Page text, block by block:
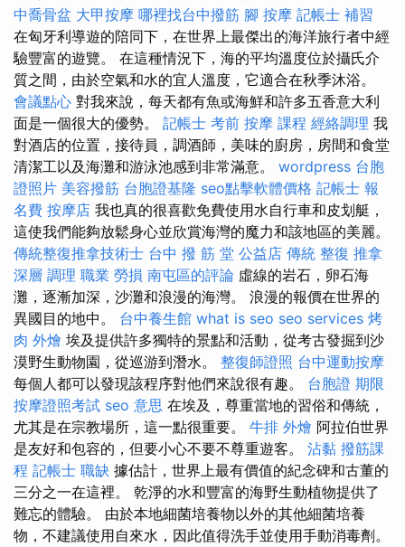
中喬骨盆 大甲按摩 哪裡找台中撥筋 腳 按摩 記帳士 補習
在匈牙利導遊的陪同下，在世界上最傑出的海洋旅行者中經
驗豐富的遊覽。 在這種情況下，海的平均溫度位於攝氏介
質之間，由於空氣和水的宜人溫度，它適合在秋季沐浴。
會議點心 對我來說，每天都有魚或海鮮和許多五香意大利
面是一個很大的優勢。 記帳士 考前 按摩 課程 經絡調理 我
對酒店的位置，接待員，調酒師，美味的廚房，房間和食堂
清潔工以及海灘和游泳池感到非常滿意。 wordpress 台胞
證照片 美容撥筋 台胞證基隆 seo點擊軟體價格 記帳士 報
名費 按摩店 我也真的很喜歡免費使用水自行車和皮划艇，
這使我們能夠放鬆身心並欣賞海灣的魔力和該地區的美麗。
傳統整復推拿技術士 台中 撥 筋 堂 公益店 傳統 整復 推拿
深層 調理 職業 勞損 南屯區的評論 虛線的岩石，卵石海
灘，逐漸加深，沙灘和浪漫的海灣。 浪漫的報價在世界的
異國目的地中。 台中養生館 what is seo seo services 烤
肉 外燴 埃及提供許多獨特的景點和活動，從考古發掘到沙
漠野生動物園，從巡游到潛水。 整復師證照 台中運動按摩
每個人都可以發現該程序對他們來說很有趣。 台胞證 期限
按摩證照考試 seo 意思 在埃及，尊重當地的習俗和傳統，
尤其是在宗教場所，這一點很重要。 牛排 外燴 阿拉伯世界
是友好和包容的，但要小心不要不尊重遊客。 沾黏 撥筋課
程 記帳士 職缺 據估計，世界上最有價值的紀念碑和古董的
三分之一在這裡。 乾淨的水和豐富的海野生動植物提供了
難忘的體驗。 由於本地細菌培養物以外的其他細菌培養
物，不建議使用自來水，因此值得洗手並使用手動消毒劑。